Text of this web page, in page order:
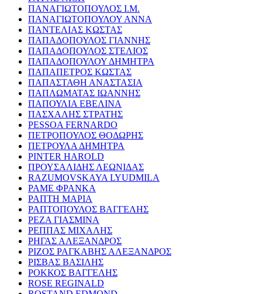
ΠΑΝΑΓΙΩΤΟΠΟΥΛΟΣ Ι.Μ.
ΠΑΝΑΓΙΩΤΟΠΟΥΛΟΥ ΑΝΝΑ
ΠΑΝΤΕΛΙΑΣ ΚΩΣΤΑΣ
ΠΑΠΑΔΟΠΟΥΛΟΣ ΓΙΑΝΝΗΣ
ΠΑΠΑΔΟΠΟΥΛΟΣ ΣΤΕΛΙΟΣ
ΠΑΠΑΔΟΠΟΥΛΟΥ ΔΗΜΗΤΡΑ
ΠΑΠΑΠΕΤΡΟΣ ΚΩΣΤΑΣ
ΠΑΠΑΣΤΑΘΗ ΑΝΑΣΤΑΣΙΑ
ΠΑΠΛΩΜΑΤΑΣ ΙΩΑΝΝΗΣ
ΠΑΠΟΥΛΙΑ ΕΒΕΛΙΝΑ
ΠΑΣΧΑΛΗΣ ΣΤΡΑΤΗΣ
PESSOA FERNARDO
ΠΕΤΡΟΠΟΥΛΟΣ ΘΟΔΩΡΗΣ
ΠΕΤΡΟΥΛΑ ΔΗΜΗΤΡΑ
PINTER HAROLD
ΠΡΟΥΣΑΛΙΔΗΣ ΛΕΩΝΙΔΑΣ
RAZUMOVSKAYA LYUDMILA
ΡΑΜΕ ΦΡΑΝΚΑ
ΡΑΠΤΗ ΜΑΡΙΑ
ΡΑΠΤΟΠΟΥΛΟΣ ΒΑΓΓΕΛΗΣ
ΡΕΖΑ ΓΙΑΣΜΙΝΑ
ΡΕΠΠΑΣ ΜΙΧΑΛΗΣ
ΡΗΓΑΣ ΑΛΕΞΑΝΔΡΟΣ
ΡΙΖΟΣ ΡΑΓΚΑΒΗΣ ΑΛΕΞΑΝΔΡΟΣ
ΡΙΣΒΑΣ ΒΑΣΙΛΗΣ
ΡΟΚΚΟΣ ΒΑΓΓΕΛΗΣ
ROSE REGINALD